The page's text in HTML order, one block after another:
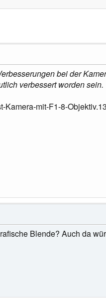
bei der
verbessert worden sein.
Kamera-mit-F1-8-
Blende? Auch da